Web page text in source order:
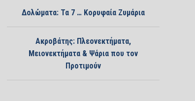
Δολώματα: Τα 7 … Κορυφαία Ζυμάρια
Ακροβάτης: Πλεονεκτήματα,
Μειονεκτήματα & Ψάρια που τον
Προτιμούν